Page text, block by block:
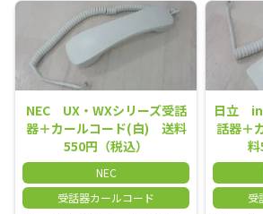
NEC UX・WXシリーズ受話
器＋カールコード(白) 送料
550円（税込）
NEC
受話器カールコード
日立
話器＋
料
受